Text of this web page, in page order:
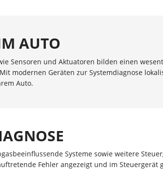
AUTO
Sensoren und Aktuatoren bilden einen
modernen Geräten zur Systemdiagnose
Auto.
Systeme sowie weitere
Fehler angezeigt und im Steuergerät